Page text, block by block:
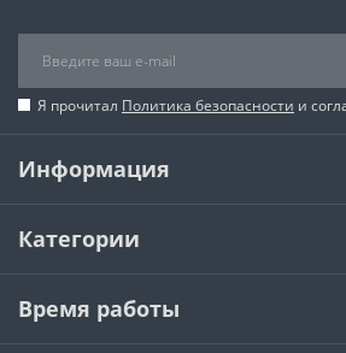
Я прочитал Политика безопасности и
Информация
Категории
Время работы